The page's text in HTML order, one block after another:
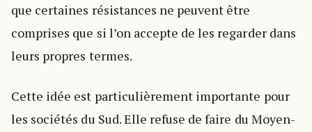
que certaines résistances ne peuvent être
comprises que si l’on accepte de les regarder dans
leurs propres termes.
Cette idée est particulièrement importante pour
les sociétés du Sud. Elle refuse de faire du Moyen-